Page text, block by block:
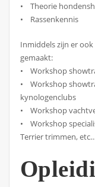
• Theorie
• Rassenkennis
Inmiddels zijn er
gemaakt:
• Workshop
• Workshop
kynologenclubs
• Workshop
• Workshop
Terrier trimmen,